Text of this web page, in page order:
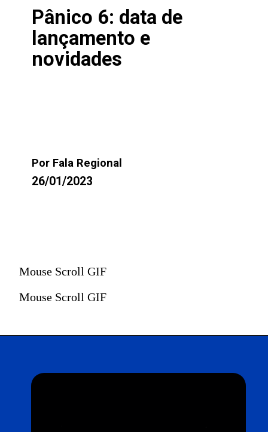
Por Fala Regional
26/01/2023
Pânico 6: data de
lançamento e
novidades
Mouse Scroll GIF
Mouse Scroll GIF